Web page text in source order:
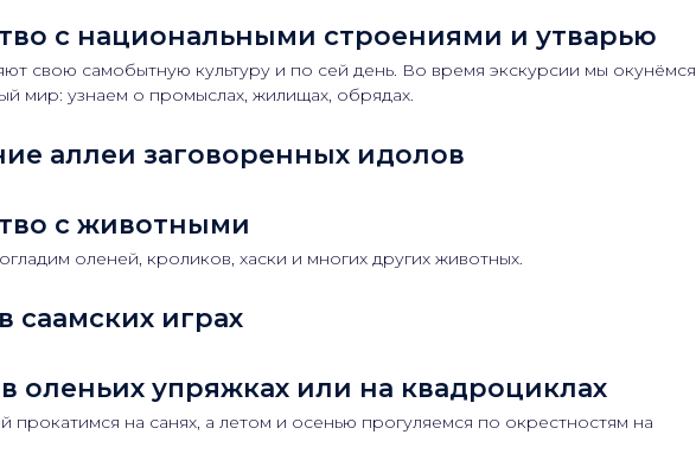
с национальными строениями и утварью
свою самобытную культуру и по сей день. Во время экскурсии мы окунёмся
мир: узнаем о промыслах, жилищах, обрядах.
аллеи заговоренных идолов
с животными
оленей, кроликов, хаски и многих других животных.
саамских играх
оленьих упряжках или на квадроциклах
прокатимся на санях, а летом и осенью прогуляемся по окрестностям на